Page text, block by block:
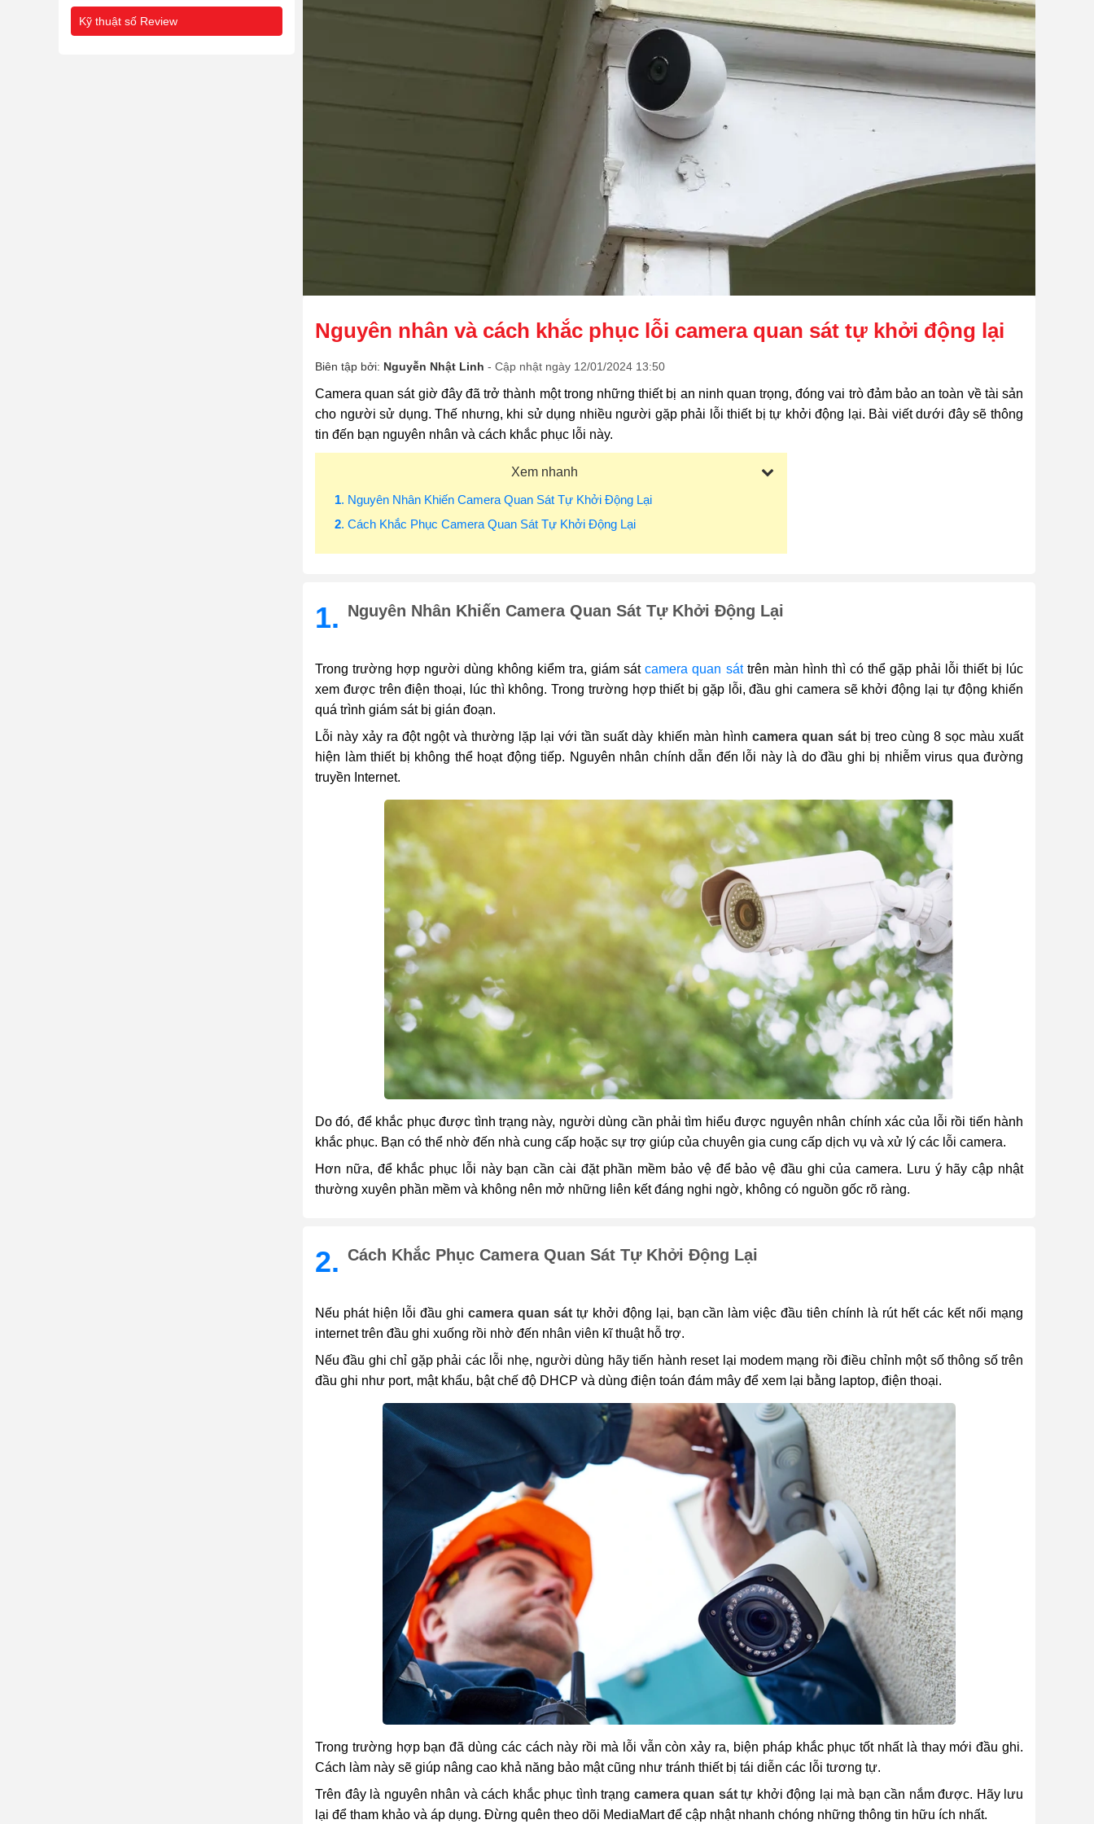
Kỹ thuật số Review
Nguyên nhân và cách khắc phục lỗi camera quan sát tự khởi động lại
Biên tập bởi: Nguyễn Nhật Linh - Cập nhật ngày 12/01/2024 13:50
Camera quan sát giờ đây đã trở thành một trong những thiết bị an ninh quan trọng, đóng vai trò đảm bảo an toàn về tài sản
cho người sử dụng. Thế nhưng, khi sử dụng nhiều người gặp phải lỗi thiết bị tự khởi động lại. Bài viết dưới đây sẽ thông
tin đến bạn nguyên nhân và cách khắc phục lỗi này.
Xem nhanh
1. Nguyên Nhân Khiến Camera Quan Sát Tự Khởi Động Lại
2. Cách Khắc Phục Camera Quan Sát Tự Khởi Động Lại
1. Nguyên Nhân Khiến Camera Quan Sát Tự Khởi Động Lại
Trong trường hợp người dùng không kiểm tra, giám sátcamera quan sáttrên màn hình thì có thể gặp phải lỗi thiết bị lúc
xem được trên điện thoại, lúc thì không. Trong trường hợp thiết bị gặp lỗi, đầu ghi camera sẽ khởi động lại tự động khiến
quá trình giám sát bị gián đoạn.
Lỗi này xảy ra đột ngột và thường lặp lại với tần suất dày khiến màn hình camera quan sát bị treo cùng 8 sọc màu xuất
hiện làm thiết bị không thể hoạt động tiếp. Nguyên nhân chính dẫn đến lỗi này là do đầu ghi bị nhiễm virus qua đường
truyền Internet.
Do đó, để khắc phục được tình trạng này, người dùng cần phải tìm hiểu được nguyên nhân chính xác của lỗi rồi tiến hành
khắc phục. Bạn có thể nhờ đến nhà cung cấp hoặc sự trợ giúp của chuyên gia cung cấp dịch vụ và xử lý các lỗi camera.
Hơn nữa, để khắc phục lỗi này bạn cần cài đặt phần mềm bảo vệ để bảo vệ đầu ghi của camera. Lưu ý hãy cập nhật
thường xuyên phần mềm và không nên mở những liên kết đáng nghi ngờ, không có nguồn gốc rõ ràng.
2. Cách Khắc Phục Camera Quan Sát Tự Khởi Động Lại
Nếu phát hiện lỗi đầu ghi camera quan sát tự khởi động lại, bạn cần làm việc đầu tiên chính là rút hết các kết nối mạng
internet trên đầu ghi xuống rồi nhờ đến nhân viên kĩ thuật hỗ trợ.
Nếu đầu ghi chỉ gặp phải các lỗi nhẹ, người dùng hãy tiến hành reset lại modem mạng rồi điều chỉnh một số thông số trên
đầu ghi như port, mật khẩu, bật chế độ DHCP và dùng điện toán đám mây để xem lại bằng laptop, điện thoại.
Trong trường hợp bạn đã dùng các cách này rồi mà lỗi vẫn còn xảy ra, biện pháp khắc phục tốt nhất là thay mới đầu ghi.
Cách làm này sẽ giúp nâng cao khả năng bảo mật cũng như tránh thiết bị tái diễn các lỗi tương tự.
Trên đây là nguyên nhân và cách khắc phục tình trạng camera quan sát tự khởi động lại mà bạn cần nắm được. Hãy lưu
lại để tham khảo và áp dụng. Đừng quên theo dõi MediaMart để cập nhật nhanh chóng những thông tin hữu ích nhất.